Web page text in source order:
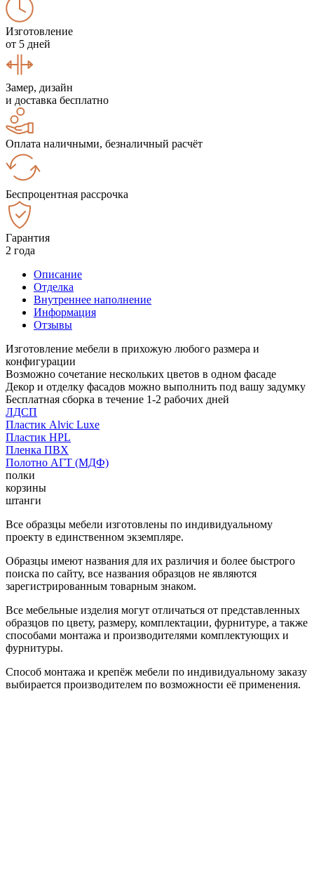
Изготовление
от 5 дней
Замер, дизайн
и доставка бесплатно
Оплата наличными, безналичный расчёт
Беспроцентная рассрочка
Гарантия
2 года
Описание
Отделка
Внутреннее наполнение
Информация
Отзывы
Изготовление мебели в прихожую любого размера и
конфигурации
Возможно сочетание нескольких цветов в одном фасаде
Декор и отделку фасадов можно выполнить под вашу задумку
Бесплатная сборка в течение 1-2 рабочих дней
ЛДСП
Пластик Alvic Luxe
Пластик HPL
Пленка ПВХ
Полотно АГТ (МДФ)
полки
корзины
штанги
Все образцы мебели изготовлены по индивидуальному
проекту в единственном экземпляре.
Образцы имеют названия для их различия и более быстрого
поиска по сайту, все названия образцов не являются
зарегистрированным товарным знаком.
Все мебельные изделия могут отличаться от представленных
образцов по цвету, размеру, комплектации, фурнитуре, а также
способами монтажа и производителями комплектующих и
фурнитуры.
Способ монтажа и крепёж мебели по индивидуальному заказу
выбирается производителем по возможности её применения.